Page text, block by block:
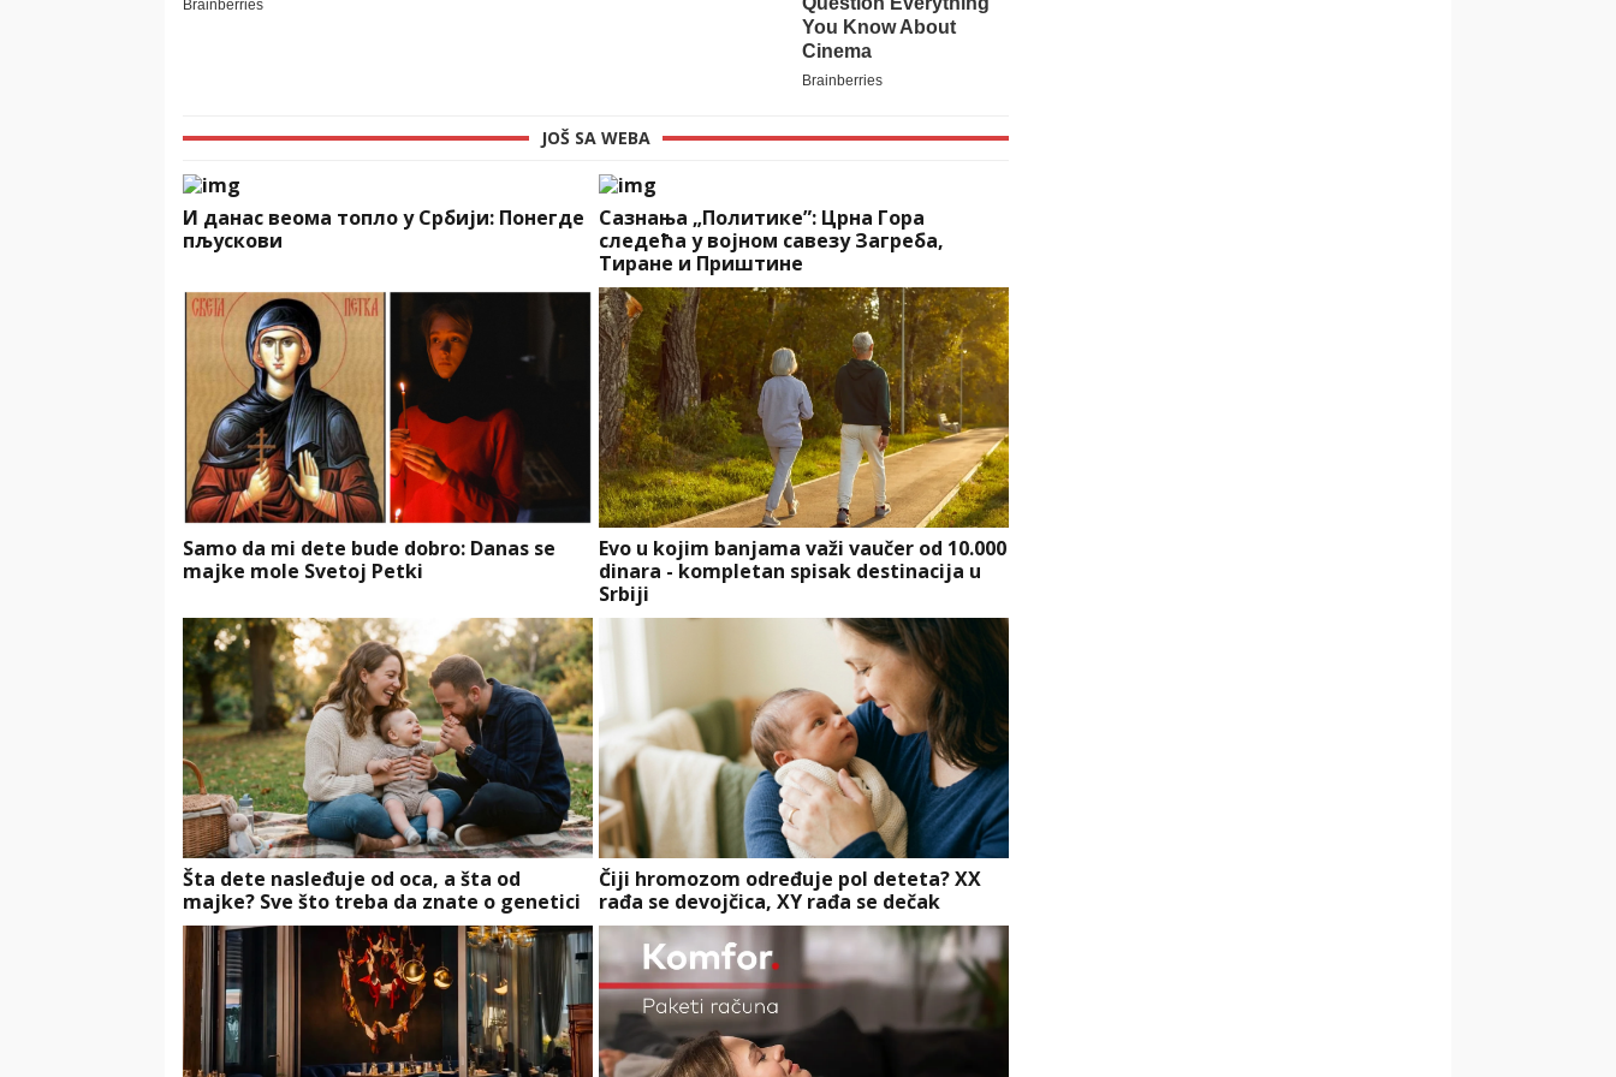
JOŠ SA WEBA
И данас веома топло у Србији: Понегде
пљускови
Сазнања „Политике”: Црна Гора
следећа у војном савезу Загреба,
Тиране и Приштине
Samo da mi dete bude dobro: Danas se
majke mole Svetoj Petki
Evo u kojim banjama važi vaučer od 10.000
dinara - kompletan spisak destinacija u
Srbiji
Šta dete nasleđuje od oca, a šta od
majke? Sve što treba da znate o genetici
Čiji hromozom određuje pol deteta? XX
rađa se devojčica, XY rađa se dečak